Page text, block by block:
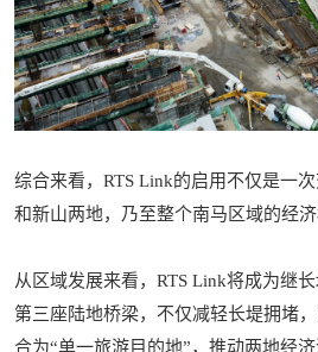
综合来看，RTS Link的启用不仅是一
和新山两地，乃至整个南马区域的经济
从区域发展来看，RTS Link将成为继
第三座陆地桥梁，不仅减轻长堤拥堵
合为“单一旅游目的地”，推动两地经济